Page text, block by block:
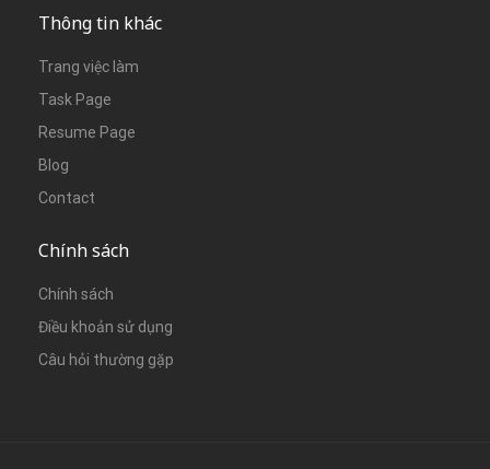
Thông tin khác
Trang việc làm
Task Page
Resume Page
Blog
Contact
Chính sách
Chính sách
Điều khoản sử dụng
Câu hỏi thường gặp